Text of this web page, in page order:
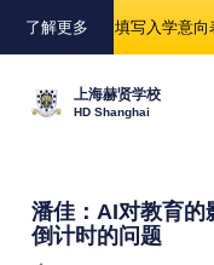
了解更多 填写入学意向
上海赫贤学校
HD Shanghai
潘佳：AI对教育的
倒计时的问题